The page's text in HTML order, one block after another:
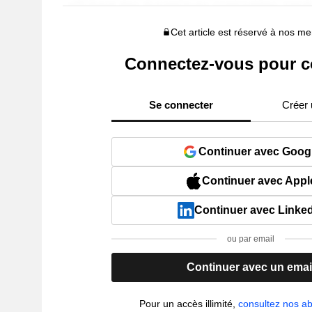
Cet article est réservé à nos
Connectez-vous pour
Se connecter Créer
Continuer avec
Continuer avec
Continuer avec
ou par email
Continuer avec un
Pour un accès illimité,consultez nos